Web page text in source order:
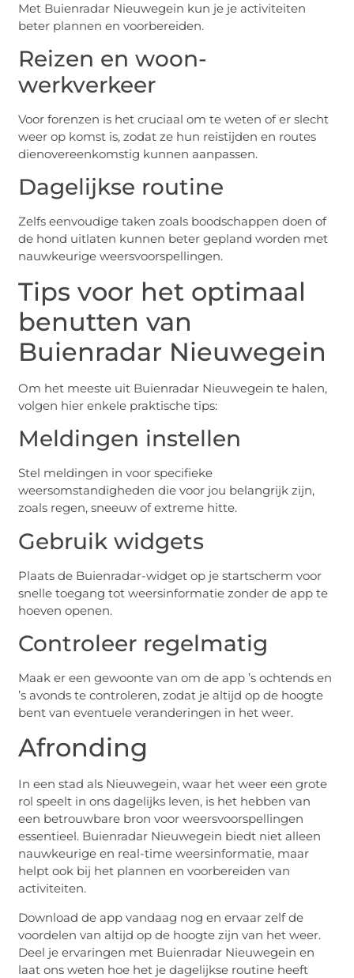
Met Buienradar Nieuwegein kun je je activiteiten
beter plannen en voorbereiden.
Reizen en woon-
werkverkeer
Voor forenzen is het cruciaal om te weten of er slecht
weer op komst is, zodat ze hun reistijden en routes
dienovereenkomstig kunnen aanpassen.
Dagelijkse routine
Zelfs eenvoudige taken zoals boodschappen doen of
de hond uitlaten kunnen beter gepland worden met
nauwkeurige weersvoorspellingen.
Tips voor het optimaal
benutten van
Buienradar Nieuwegein
Om het meeste uit Buienradar Nieuwegein te halen,
volgen hier enkele praktische tips:
Meldingen instellen
Stel meldingen in voor specifieke
weersomstandigheden die voor jou belangrijk zijn,
zoals regen, sneeuw of extreme hitte.
Gebruik widgets
Plaats de Buienradar-widget op je startscherm voor
snelle toegang tot weersinformatie zonder de app te
hoeven openen.
Controleer regelmatig
Maak er een gewoonte van om de app ’s ochtends en
’s avonds te controleren, zodat je altijd op de hoogte
bent van eventuele veranderingen in het weer.
Afronding
In een stad als Nieuwegein, waar het weer een grote
rol speelt in ons dagelijks leven, is het hebben van
een betrouwbare bron voor weersvoorspellingen
essentieel. Buienradar Nieuwegein biedt niet alleen
nauwkeurige en real-time weersinformatie, maar
helpt ook bij het plannen en voorbereiden van
activiteiten.
Download de app vandaag nog en ervaar zelf de
voordelen van altijd op de hoogte zijn van het weer.
Deel je ervaringen met Buienradar Nieuwegein en
laat ons weten hoe het je dagelijkse routine heeft